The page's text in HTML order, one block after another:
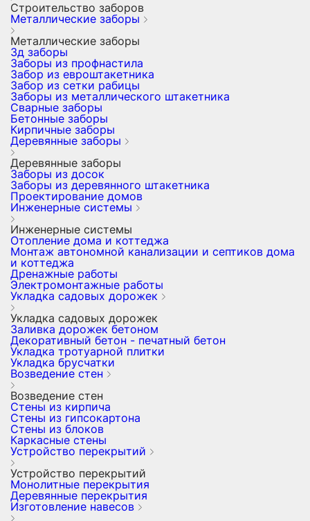
Строительство заборов
Металлические заборы
Металлические заборы
3д заборы
Заборы из профнастила
Забор из евроштакетника
Забор из сетки рабицы
Заборы из металлического штакетника
Сварные заборы
Бетонные заборы
Кирпичные заборы
Деревянные заборы
Деревянные заборы
Заборы из досок
Заборы из деревянного штакетника
Проектирование домов
Инженерные системы
Инженерные системы
Отопление дома и коттеджа
Монтаж автономной канализации и септиков дома
и коттеджа
Дренажные работы
Электромонтажные работы
Укладка садовых дорожек
Укладка садовых дорожек
Заливка дорожек бетоном
Декоративный бетон - печатный бетон
Укладка тротуарной плитки
Укладка брусчатки
Возведение стен
Возведение стен
Стены из кирпича
Стены из гипсокартона
Стены из блоков
Каркасные стены
Устройство перекрытий
Устройство перекрытий
Монолитные перекрытия
Деревянные перекрытия
Изготовление навесов